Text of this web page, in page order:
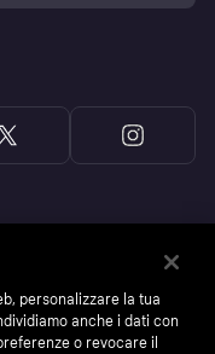
personalizzare la tua
anche i dati con
o revocare il